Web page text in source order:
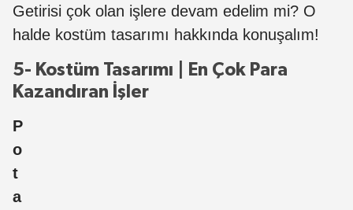
Getirisi çok olan işlere devam edelim mi? O
halde kostüm tasarımı hakkında konuşalım!
5- Kostüm Tasarımı | En Çok Para
Kazandıran İşler
P
o
t
a